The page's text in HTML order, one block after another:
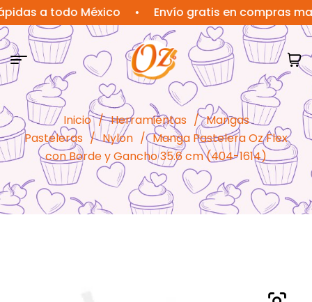
a todo México • Envío gratis en compras
Inicio / Herramientas / Mangas
Pasteleras / Nylon / Manga Pastelera Oz Flex
con Borde y Gancho 35.6 cm (404-1614)